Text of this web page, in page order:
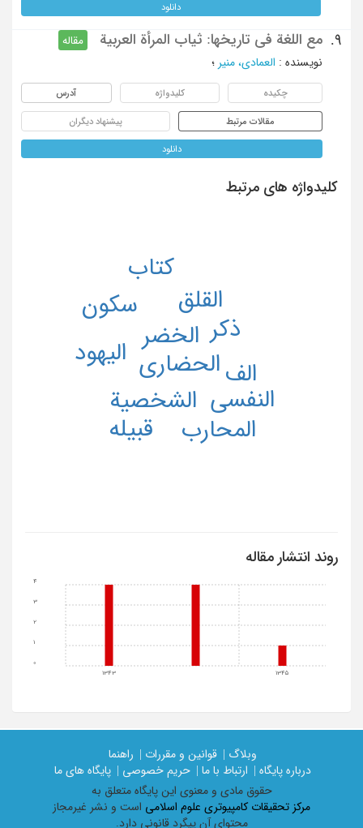
دانلود
9. مع اللغة فی تاریخها: ثیاب المرأة العربیة
مقاله
نویسنده : العمادی، منیر ؛
چکیده کلیدواژه آدرس
مقالات مرتبط پیشنهاد دیگران
دانلود
کلیدواژه های مرتبط
الحضاری
الخضر
الشخصیة
الف
القلق
المحارب
النفسی
الیهود
ذکر
سکون
قبیله
کتاب
روند انتشار مقاله
1343 1345
0
1
2
3
4
وبلاگ | قوانین و مقررات |
راهنما
درباره پایگاه |
ارتباط با ما | حریم خصوصی |
پایگاه های ما
حقوق مادی و معنوی اين پايگاه متعلق به
مرکز تحقیقات کامپیوتری علوم اسلامی است و نشر غیرمجاز
محتوای آن پیگرد قانونی دارد.